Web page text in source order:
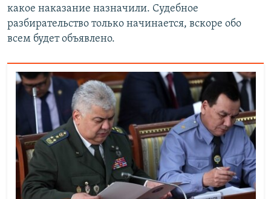
какое наказание назначили. Судебное
разбирательство только начинается, вскоре обо
всем будет объявлено.